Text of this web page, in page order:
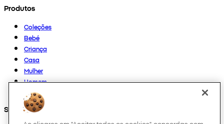
Produtos
Coleções
Bebé
Criança
Casa
Mulher
Homem
Outros
Segue-nos em